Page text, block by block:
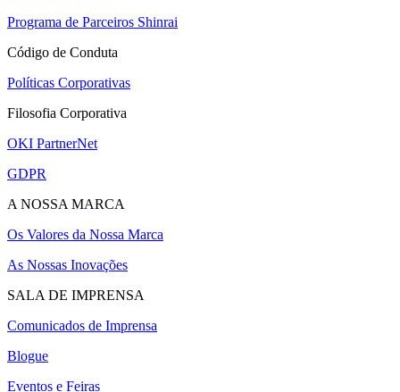
Programa de Parceiros Shinrai
Código de Conduta
Políticas Corporativas
Filosofia Corporativa
OKI PartnerNet
GDPR
A NOSSA MARCA
Os Valores da Nossa Marca
As Nossas Inovações
SALA DE IMPRENSA
Comunicados de Imprensa
Blogue
Eventos e Feiras